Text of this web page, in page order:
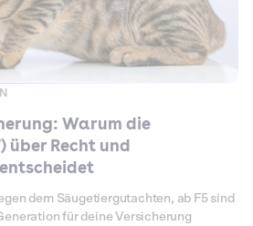
Warum die
über Recht und
dem Säugetiergutachten, ab F5 sind
für deine Versicherung